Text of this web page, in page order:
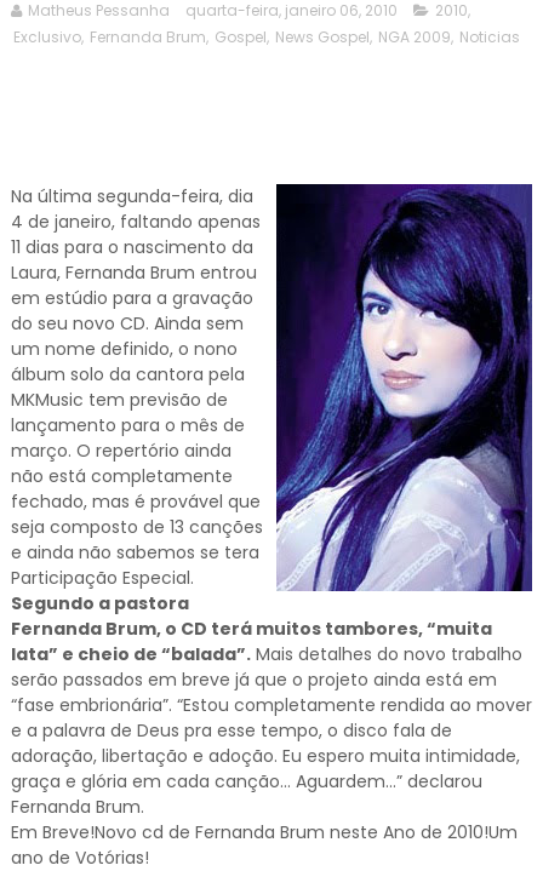
Matheus Pessanha quarta-feira, janeiro 06, 2010 2010,
Exclusivo, Fernanda Brum, Gospel, News Gospel, NGA 2009, Noticias
Na última segunda-feira, dia
4 de janeiro, faltando apenas
11 dias para o nascimento da
Laura, Fernanda Brum entrou
em estúdio para a gravação
do seu novo CD. Ainda sem
um nome definido, o nono
álbum solo da cantora pela
MKMusic tem previsão de
lançamento para o mês de
março. O repertório ainda
não está completamente
fechado, mas é provável que
seja composto de 13 canções
e ainda não sabemos se tera
Participação Especial.
Segundo a pastora
Fernanda Brum, o CD terá muitos tambores, “muita
lata” e cheio de “balada”.Mais detalhes do novo trabalho
serão passados em breve já que o projeto ainda está em
“fase embrionária”. “Estou completamente rendida ao mover
e a palavra de Deus pra esse tempo, o disco fala de
adoração, libertação e adoção. Eu espero muita intimidade,
graça e glória em cada canção… Aguardem…” declarou
Fernanda Brum.
Em Breve!Novo cd de Fernanda Brum neste Ano de 2010!Um
ano de Votórias!